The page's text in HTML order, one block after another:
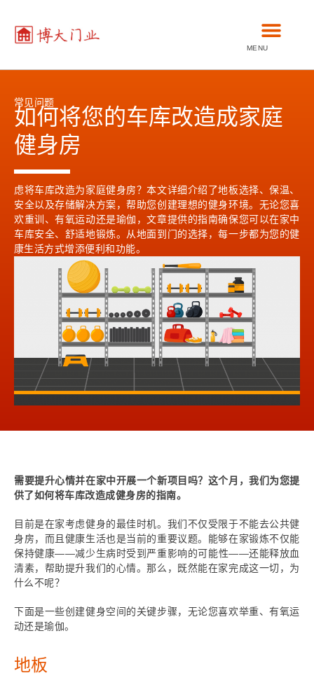
MENU
常见问题
如何将您的车库改造成家庭
健身房
虑将车库改造为家庭健身房？本文详细介绍了地板选择、保温、
安全以及存储解决方案，帮助您创建理想的健身环境。无论您喜
欢重训、有氧运动还是瑜伽，文章提供的指南确保您可以在家中
车库安全、舒适地锻炼。从地面到门的选择，每一步都为您的健
康生活方式增添便利和功能。
需要提升心情并在家中开展一个新项目吗？这个月，我们为您提
供了如何将车库改造成健身房的指南。
目前是在家考虑健身的最佳时机。我们不仅受限于不能去公共健
身房，而且健康生活也是当前的重要议题。能够在家锻炼不仅能
保持健康——减少生病时受到严重影响的可能性——还能释放血
清素，帮助提升我们的心情。那么，既然能在家完成这一切，为
什么不呢？
下面是一些创建健身空间的关键步骤，无论您喜欢举重、有氧运
动还是瑜伽。
地板